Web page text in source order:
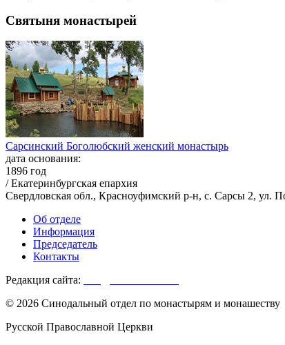
Святыня монастырей
Сарсинский Боголюбский женский монастырь
дата основания:
1896 год
/ Екатеринбургская епархия
Свердловская обл., Красноуфимский р-н, с. Сарсы 2, ул.
Об отделе
Информация
Председатель
Контакты
Редакция сайта:
© 2026 Синодальный отдел по монастырям и монашеству
Русской Православной Церкви